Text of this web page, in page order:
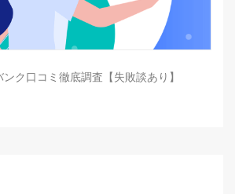
ク口コミ徹底調査【失敗談あり】